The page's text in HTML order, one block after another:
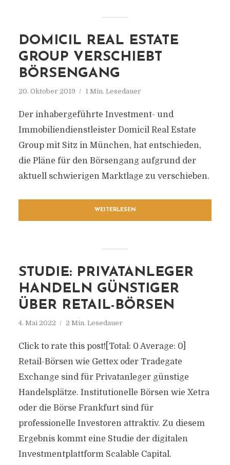
DOMICIL REAL ESTATE
GROUP VERSCHIEBT
BÖRSENGANG
20. Oktober 2019 1 Min. Lesedauer
Der inhabergeführte Investment- und
Immobiliendienstleister Domicil Real Estate
Group mit Sitz in München, hat entschieden,
die Pläne für den Börsengang aufgrund der
aktuell schwierigen Marktlage zu verschieben.
WEITERLESEN
STUDIE: PRIVATANLEGER
HANDELN GÜNSTIGER
ÜBER RETAIL-BÖRSEN
4. Mai 2022 2 Min. Lesedauer
Click to rate this post![Total: 0 Average: 0]
Retail-Börsen wie Gettex oder Tradegate
Exchange sind für Privatanleger günstige
Handelsplätze. Institutionelle Börsen wie Xetra
oder die Börse Frankfurt sind für
professionelle Investoren attraktiv. Zu diesem
Ergebnis kommt eine Studie der digitalen
Investmentplattform Scalable Capital.